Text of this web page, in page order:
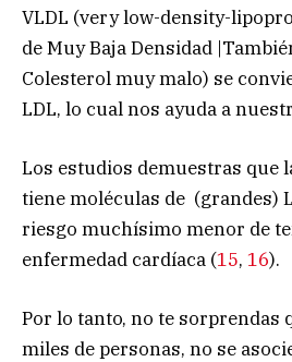
VLDL (very low-density-
de Muy Baja Densidad
Colesterol muy malo) se
LDL, lo cual nos ayuda a
Los estudios demuestras que
tiene moléculas de (grandes)
riesgo muchísimo menor de
enfermedad cardíaca (15, 16).
Por lo tanto, no te sorprendas
miles de personas, no se